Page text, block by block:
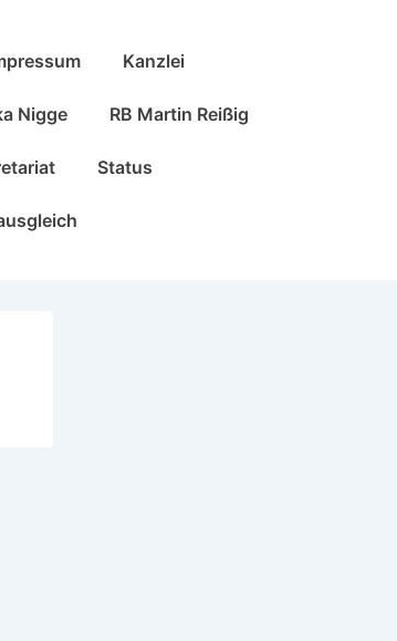
Kanzlei
Nigge RB Martin Reißig
Status